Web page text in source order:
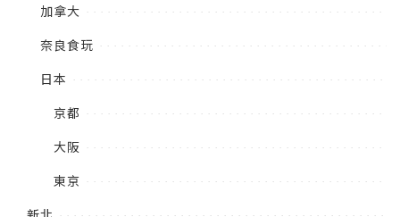
加拿大
奈良食玩
日本
京都
大阪
東京